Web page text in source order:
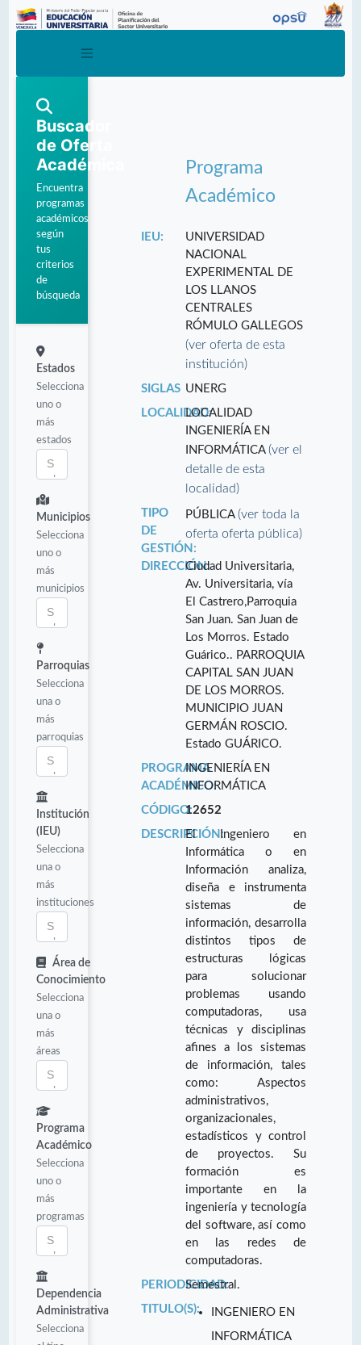
Buscador
de Oferta
Académica
Encuentra
programas
académicos
según
tus
criterios
de
búsqueda
Estados
Selecciona
uno o
más
estados
Municipios
Selecciona
uno o
más
municipios
Parroquias
Selecciona
una o
más
parroquias
Institución
(IEU)
Selecciona
una o
más
instituciones
Área de
Conocimiento
Selecciona
una o
más
áreas
Programa
Académico
Selecciona
uno o
más
programas
Dependencia
Administrativa
Selecciona
Programa
Académico
IEU:
UNIVERSIDAD
NACIONAL
EXPERIMENTAL DE
LOS LLANOS
CENTRALES
RÓMULO GALLEGOS
(ver oferta de esta
institución)
SIGLAS UNERG
LOCALIDAD:LOCALIDAD
INGENIERÍA EN
INFORMÁTICA(ver el
detalle de esta
localidad)
TIPO
DE
GESTIÓN:
PÚBLICA(ver toda la
oferta oferta pública)
DIRECCIÓN:Ciudad Universitaria,
Av. Universitaria, vía
El Castrero,Parroquia
San Juan. San Juan de
Los Morros. Estado
Guárico.. PARROQUIA
CAPITAL SAN JUAN
DE LOS MORROS.
MUNICIPIO JUAN
GERMÁN ROSCIO.
Estado GUÁRICO.
PROGRAMA
ACADÉMICO:
INGENIERÍA EN
INFORMÁTICA
CÓDIGO:12652
DESCRIPCIÓN:El Ingeniero en
Informática o en
Información analiza,
diseña e instrumenta
sistemas de
información, desarrolla
distintos tipos de
estructuras lógicas
para solucionar
problemas usando
computadoras, usa
técnicas y disciplinas
afines a los sistemas
de información, tales
como: Aspectos
administrativos,
organizacionales,
estadísticos y control
de proyectos. Su
formación es
importante en la
ingeniería y tecnología
del software, así como
en las redes de
computadoras.
PERIODICIDAD:
Semestral.
TITULO(S):
INGENIERO EN
INFORMÁTICA